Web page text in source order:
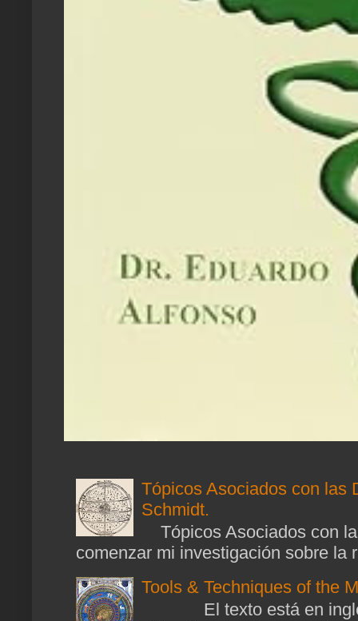
Tópicos Asociados con las
Schmidt.
Tópicos Asociados con
comenzar mi investigación sobre la
Tools & Techniques of the
El texto está en